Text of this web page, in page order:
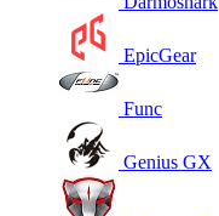
EpicGear
Func
Genius GX